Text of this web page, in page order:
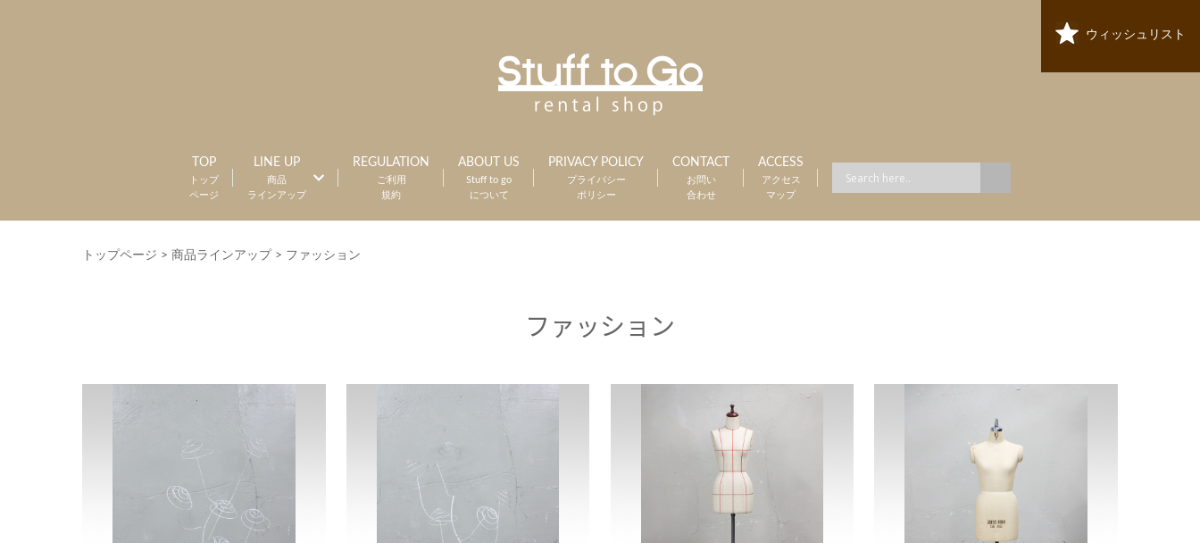
ウィッシュリスト
TOP
トップ
ページ
LINE UP
商品
ラインアップ
REGULATION
ご利用
規約
ABOUT US
Stuff to go
について
PRIVACY POLICY
プライバシー
ポリシー
CONTACT
お問い
合わせ
ACCESS
アクセス
マップ
トップページ > 商品ラインアップ > ファッション
ファッション